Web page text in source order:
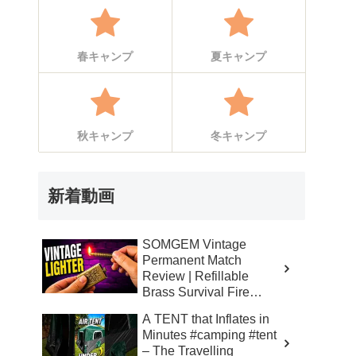
春キャンプ 夏キャンプ
秋キャンプ 冬キャンプ
新着動画
SOMGEM Vintage
Permanent Match
Review | Refillable
Brass Survival Fire
Honest Reviews
A TENT that Inflates in
Minutes #camping #tent
– The Travelling